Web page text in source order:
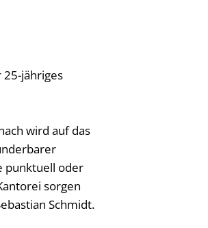
25-jähriges
wird auf das
punktuell oder
sorgen
Schmidt.